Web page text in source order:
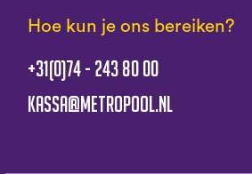
Hoe kun je ons bereiken?
+31(0)74 - 243 80 00
kassa@metropool.nl